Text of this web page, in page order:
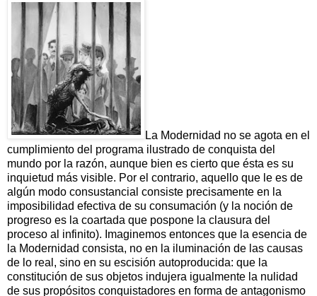
La Modernidad no se agota en el
cumplimiento del programa ilustrado de conquista del
mundo por la razón, aunque bien es cierto que ésta es su
inquietud más visible. Por el contrario, aquello que le es de
algún modo consustancial consiste precisa­mente en la
imposibilidad efectiva de su consumación (y la noción de
progreso es la coartada que pospone la clausura del
proceso al infinito). Imaginemos entonces que la esencia de
la Modernidad consista, no en la iluminación de las causas
de lo real, sino en su escisión autoproducida: que la
constitución de sus objetos indujera igualmente la nulidad
de sus propósitos conquistadores en forma de antagonismo